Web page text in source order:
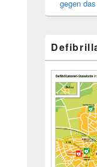
gegen